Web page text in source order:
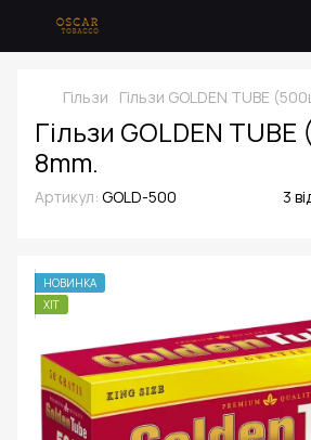
Гільзи Гільзи GOLDEN TUBE
Гільзи GOLDEN
8mm.
Артикул: GOLD-500 3
НОВИНКА
ХІТ